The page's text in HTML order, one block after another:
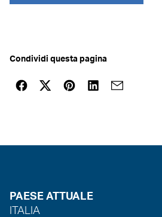
Condividi questa pagina
PAESE ATTUALE
ITALIA